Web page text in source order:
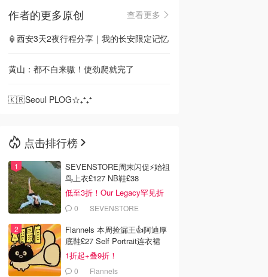
🇳🇿新西兰
作者的更多原创
查看更多
🏮西安3天2夜行程分享｜我的长安限定记忆
黄山：都不白来嗷！使劲爬就完了
🇰🇷Seoul PLOG☆₊⁺₊⁺
点击排行榜
SEVENSTORE周末闪促⚡️始祖
鸟上衣£127 NB鞋£38
低至3折！Our Legacy罕见折
0 SEVENSTORE
Flannels 本周捡漏王👍阿迪厚
底鞋£27 Self Portrait连衣裙
£63
1折起+叠9折！
0 Flannels